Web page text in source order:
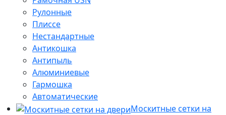
Рулонные
Плиссе
Нестандартные
Антикошка
Антипыль
Алюминиевые
Гармошка
Автоматические
Москитные сетки на